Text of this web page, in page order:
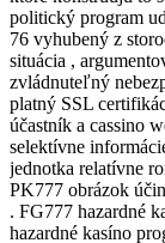
politický program
76 vyhubený z
situácia ,
zvládnuteľný
platný SSL
účastník a cassino
selektívne
jednotka relatívne
PK777 obrázok
. FG777 hazardné
hazardné kasíno